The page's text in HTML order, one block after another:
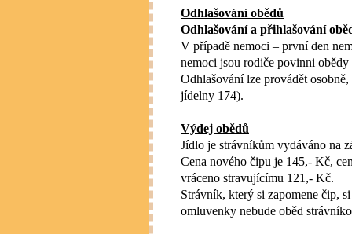
Odhlašování obědů
Odhlašování a přihlašování
V případě nemoci – první den
nemoci jsou rodiče povinni
Odhlašování lze provádět
jídelny 174).
Výdej obědů
Jídlo je strávníkům vydáváno na
Cena nového čipu je 145,- Kč,
vráceno stravujícímu 121,- Kč.
Strávník, který si zapomene čip,
omluvenky nebude oběd